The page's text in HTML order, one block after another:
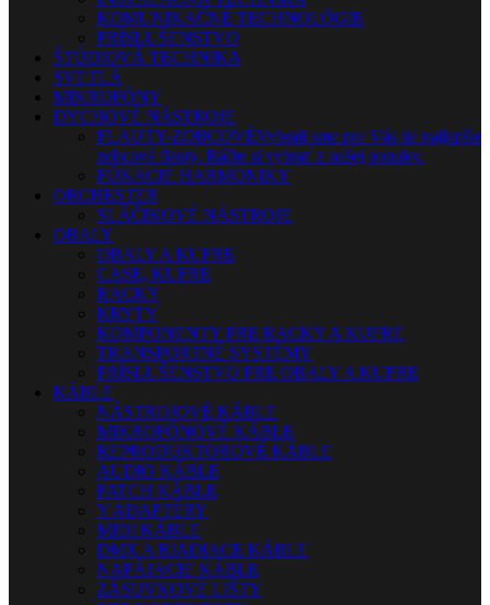
KOMUNIKAČNÉ TECHNOLÓGIE
PRÍSLUŠENSTVO
ŠTÚDIOVÁ TECHNIKA
SVETLÁ
MIKROFÓNY
DYCHOVÉ NÁSTROJE
FLAUTY-ZOBCOVÉVybrali sme pre Vás tie najlepšie
zobcové flauty. Ráčte si vybrať z našej ponuky.
FÚKACIE HARMONIKY
ORCHESTER
SLÁČIKOVÉ NÁSTROJE
OBALY
OBALY A KUFRE
CASE, KUFRE
RACKY
KRYTY
KOMPONENTY PRE RACKY A KUFRE
TRANSPORTNÉ SYSTÉMY
PRÍSLUŠENSTVO PRE OBALY A KUFRE
KÁBLE
NÁSTROJOVÉ KÁBLE
MIKROFÓNOVÉ KÁBLE
REPRODUKTOROVÉ KÁBLE
AUDIO KÁBLE
PATCH KÁBLE
Y ADAPTÉRY
MIDI KÁBLE
DMX A RIADIACE KÁBLE
NAPÁJACIE KÁBLE
ZÁSUVKOVÉ LIŠTY